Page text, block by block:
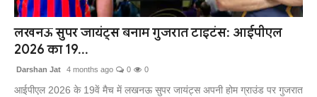
लखनऊ सुपर जायंट्स बनाम गुजरात टाइटंस: आईपीएल
2026 का 19...
Darshan Jat 4 months ago 0 0
आईपीएल 2026 के 19वें मैच में लखनऊ सुपर जायंट्स अपनी होम ग्राउंड पर गुजरात